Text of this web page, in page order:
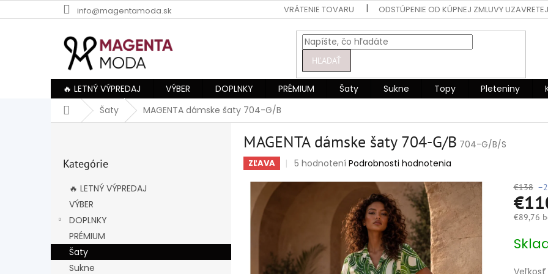
na
info@magentamoda.sk VRÁTENIE TOVARU ODSTÚPENIE OD KÚPNEJ ZMLUVY UZAVRETEJ
HĽADAŤ
🔥 LETNÝ VÝPREDAJ VÝBER DOPLNKY PRÉMIUM Šaty Sukne Topy Pleteniny
DomovŠaty MAGENTA dámske šaty 704-G/B
kategórie
Kategórie
🔥 LETNÝ VÝPREDAJ
VÝBER
DOPLNKY
PRÉMIUM
Šaty
Sukne
MAGENTA dámske šaty 704-G/B 704-G/B/S
ZĽAVA
Priemerné
produktu
hviezdičiek.
5 hodnotení Podrobnosti hodnotenia
€138
€89,76
cena: